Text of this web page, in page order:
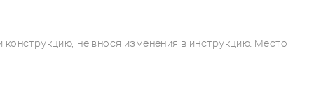
не внося изменения в инструкцию. Место